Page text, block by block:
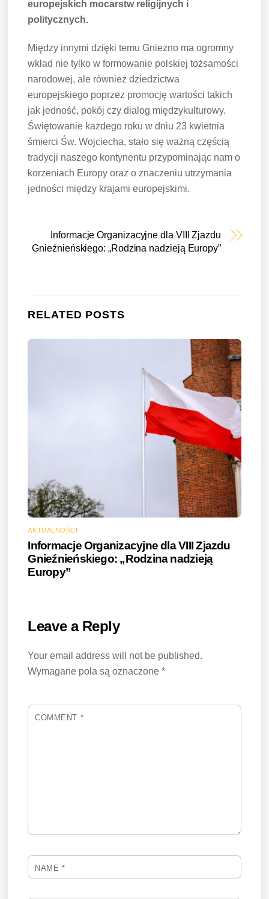
europejskich mocarstw religijnych i
politycznych.
Między innymi dzięki temu Gniezno ma ogromny
wkład nie tylko w formowanie polskiej tożsamości
narodowej, ale również dziedzictwa
europejskiego poprzez promocję wartości takich
jak jedność, pokój czy dialog międzykulturowy.
Świętowanie każdego roku w dniu 23 kwietnia
śmierci Św. Wojciecha, stało się ważną częścią
tradycji naszego kontynentu przypominając nam o
korzeniach Europy oraz o znaczeniu utrzymania
jedności między krajami europejskimi.
Informacje Organizacyjne dla VIII Zjazdu
Gnieźnieńskiego: „Rodzina nadzieją Europy”
RELATED POSTS
AKTUALNOŚCI
Informacje Organizacyjne dla VIII Zjazdu
Gnieźnieńskiego: „Rodzina nadzieją
Europy”
Leave a Reply
Your email address will not be published.
Wymagane pola są oznaczone*
COMMENT *
NAME *